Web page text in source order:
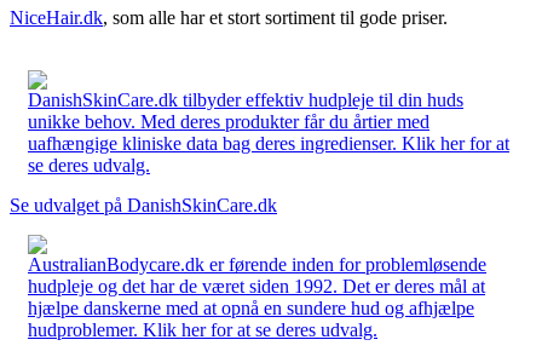
NiceHair.dk, som alle har et stort sortiment til gode priser.
DanishSkinCare.dk tilbyder effektiv hudpleje til din huds
unikke behov. Med deres produkter får du årtier med
uafhængige kliniske data bag deres ingredienser. Klik her for at
se deres udvalg.
Se udvalget på DanishSkinCare.dk
AustralianBodycare.dk er førende inden for problemløsende
hudpleje og det har de været siden 1992. Det er deres mål at
hjælpe danskerne med at opnå en sundere hud og afhjælpe
hudproblemer. Klik her for at se deres udvalg.